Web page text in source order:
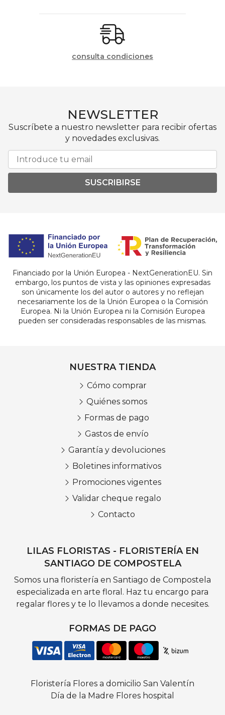
consulta condiciones
NEWSLETTER
Suscríbete a nuestro newsletter para recibir ofertas
y novedades exclusivas.
SUSCRIBIRSE
Financiado por la Unión Europea - NextGenerationEU. Sin
embargo, los puntos de vista y las opiniones expresadas
son únicamente los del autor o autores y no reflejan
necesariamente los de la Unión Europea o la Comisión
Europea. Ni la Unión Europea ni la Comisión Europea
pueden ser consideradas responsables de las mismas.
LILAS FLORISTAS - FLORISTERÍA EN
SANTIAGO DE COMPOSTELA
Somos una floristería en Santiago de Compostela
especializada en arte floral. Haz tu encargo para
regalar flores y te lo llevamos a donde necesites.
FORMAS DE PAGO
NUESTRA TIENDA
Cómo comprar
Quiénes somos
Formas de pago
Gastos de envío
Garantía y devoluciones
Boletines informativos
Promociones vigentes
Validar cheque regalo
Contacto
Floristería Flores a domicilio San Valentín
Día de la Madre Flores hospital